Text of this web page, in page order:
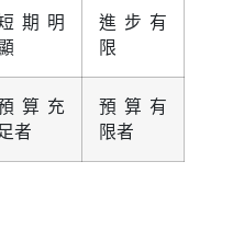
期明
進步有
限
算充
者
預算有
限者